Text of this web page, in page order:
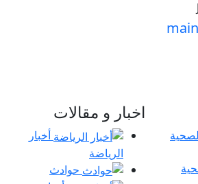
اخبار و مقالات
أخبار
الرياضة
حوادث